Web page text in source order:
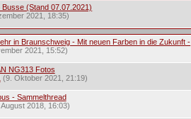
(Stand 07.07.2021)
2021, 18:35)
in Braunschweig - Mit neuen Farben in die Zukunft -
2021, 15:52)
NG313 Fotos
(9. Oktober 2021, 21:19)
- Sammelthread
2018, 16:03)